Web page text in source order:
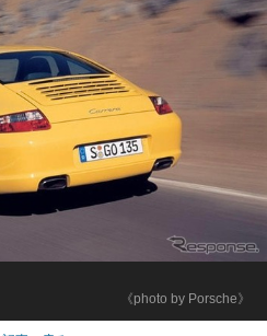
《photo by Porsche》